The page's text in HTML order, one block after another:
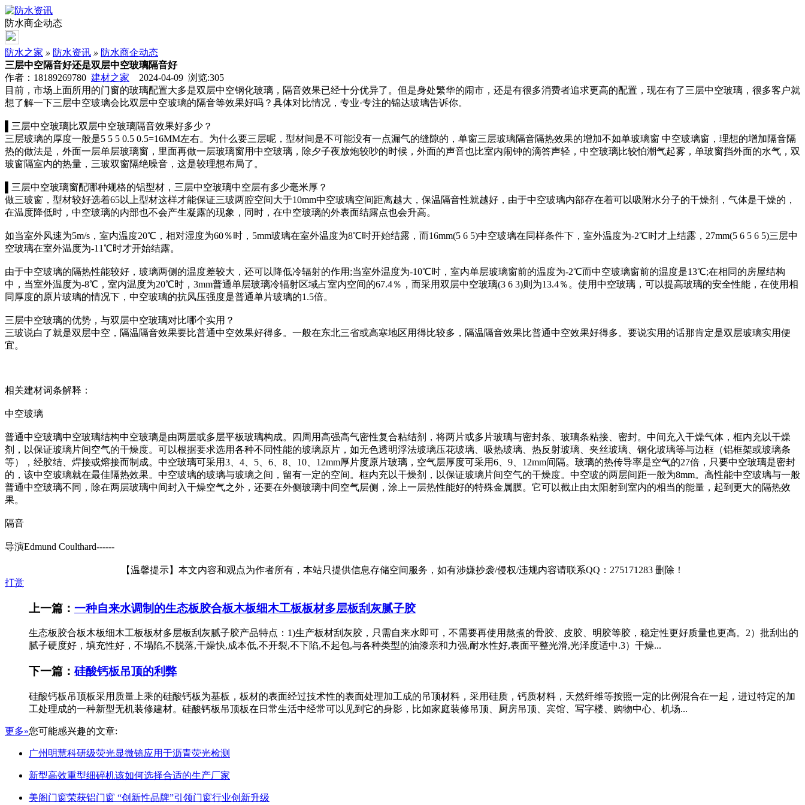
防水商企动态
防水之家 » 防水资讯 » 防水商企动态
三层中空隔音好还是双层中空玻璃隔音好
作者：18189269780 建材之家 2024-04-09 浏览:305
目前，市场上面所用的门窗的玻璃配置大多是双层中空钢化玻璃，隔音效果已经十分优异了。但是身处繁华的闹市，还是有很多消费者追求更高的配置，现在有了三层中空玻璃，很多客户就
想了解一下三层中空玻璃会比双层中空玻璃的隔音等效果好吗？具体对比情况，专业·专注的锦达玻璃告诉你。
▌三层中空玻璃比双层中空玻璃隔音效果好多少？
三层玻璃的厚度一般是5 5 5 0.5 0.5=16MM左右。为什么要三层呢，型材间是不可能没有一点漏气的缝隙的，单窗三层玻璃隔音隔热效果的增加不如单玻璃窗 中空玻璃窗，理想的增加隔音隔
热的做法是，外面一层单层玻璃窗，里面再做一层玻璃窗用中空玻璃，除夕子夜放炮较吵的时候，外面的声音也比室内闹钟的滴答声轻，中空玻璃比较怕潮气起雾，单玻窗挡外面的水气，双
玻窗隔室内的热量，三玻双窗隔绝噪音，这是较理想布局了。
▌三层中空玻璃窗配哪种规格的铝型材，三层中空玻璃中空层有多少毫米厚？
做三玻窗，型材较好选着65以上型材这样才能保证三玻两腔空间大于10mm中空玻璃空间距离越大，保温隔音性就越好，由于中空玻璃内部存在着可以吸附水分子的干燥剂，气体是干燥的，
在温度降低时，中空玻璃的内部也不会产生凝露的现象，同时，在中空玻璃的外表面结露点也会升高。
如当室外风速为5m/s，室内温度20℃，相对湿度为60％时，5mm玻璃在室外温度为8℃时开始结露，而16mm(5 6 5)中空玻璃在同样条件下，室外温度为-2℃时才上结露，27mm(5 6 5 6 5)三层中
空玻璃在室外温度为-11℃时才开始结露。
由于中空玻璃的隔热性能较好，玻璃两侧的温度差较大，还可以降低冷辐射的作用;当室外温度为-10℃时，室内单层玻璃窗前的温度为-2℃而中空玻璃窗前的温度是13℃;在相同的房屋结构
中，当室外温度为-8℃，室内温度为20℃时，3mm普通单层玻璃冷辐射区域占室内空间的67.4％，而采用双层中空玻璃(3 6 3)则为13.4％。使用中空玻璃，可以提高玻璃的安全性能，在使用相
同厚度的原片玻璃的情况下，中空玻璃的抗风压强度是普通单片玻璃的1.5倍。
三层中空玻璃的优势，与双层中空玻璃对比哪个实用？
三玻说白了就是双层中空，隔温隔音效果要比普通中空效果好得多。一般在东北三省或高寒地区用得比较多，隔温隔音效果比普通中空效果好得多。要说实用的话那肯定是双层玻璃实用便
宜。
相关建材词条解释：
中空玻璃
普通中空玻璃中空玻璃结构中空玻璃是由两层或多层平板玻璃构成。四周用高强高气密性复合粘结剂，将两片或多片玻璃与密封条、玻璃条粘接、密封。中间充入干燥气体，框内充以干燥
剂，以保证玻璃片间空气的干燥度。可以根据要求选用各种不同性能的玻璃原片，如无色透明浮法玻璃压花玻璃、吸热玻璃、热反射玻璃、夹丝玻璃、钢化玻璃等与边框（铝框架或玻璃条
等），经胶结、焊接或熔接而制成。中空玻璃可采用3、4、5、6、8、10、12mm厚片度原片玻璃，空气层厚度可采用6、9、12mm间隔。玻璃的热传导率是空气的27倍，只要中空玻璃是密封
的，该中空玻璃就在最佳隔热效果。中空玻璃的玻璃与玻璃之间，留有一定的空间。框内充以干燥剂，以保证玻璃片间空气的干燥度。中空玻的两层间距一般为8mm。高性能中空玻璃与一般
普通中空玻璃不同，除在两层玻璃中间封入干燥空气之外，还要在外侧玻璃中间空气层侧，涂上一层热性能好的特殊金属膜。它可以截止由太阳射到室内的相当的能量，起到更大的隔热效
果。
隔音
导演Edmund Coulthard------
【温馨提示】本文内容和观点为作者所有，本站只提供信息存储空间服务，如有涉嫌抄袭/侵权/违规内容请联系QQ：275171283 删除！
打赏
上一篇： 一种自来水调制的生态板胶合板木板细木工板板材多层板刮灰腻子胶
生态板胶合板木板细木工板板材多层板刮灰腻子胶产品特点：1)生产板材刮灰胶，只需自来水即可，不需要再使用熬煮的骨胶、皮胶、明胶等胶，稳定性更好质量也更高。2）批刮出的
腻子硬度好，填充性好，不塌陷,不脱落,干燥快,成本低,不开裂,不下陷,不起包,与各种类型的油漆亲和力强,耐水性好,表面平整光滑,光泽度适中.3）干燥...
下一篇：硅酸钙板吊顶的利弊
硅酸钙板吊顶板采用质量上乘的硅酸钙板为基板，板材的表面经过技术性的表面处理加工成的吊顶材料，采用硅质，钙质材料，天然纤维等按照一定的比例混合在一起，进过特定的加
工处理成的一种新型无机装修建材。硅酸钙板吊顶板在日常生活中经常可以见到它的身影，比如家庭装修吊顶、厨房吊顶、宾馆、写字楼、购物中心、机场...
更多»您可能感兴趣的文章:
广州明慧科研级荧光显微镜应用于沥青荧光检测
新型高效重型细碎机该如何选择合适的生产厂家
美阁门窗荣获铝门窗 “创新性品牌”引领门窗行业创新升级